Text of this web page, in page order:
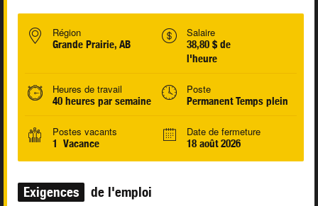
Région
Grande Prairie, AB
Salaire
38,80 $ de
l'heure
Heures de travail
40 heures par semaine
Poste
Permanent Temps plein
Postes vacants
1 Vacance
Date de fermeture
18 août 2026
Exigences de l'emploi